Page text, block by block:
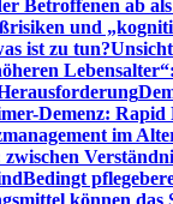
Betroffenen ab
und
ist zu tun?
Demenz:
im
Bedingt